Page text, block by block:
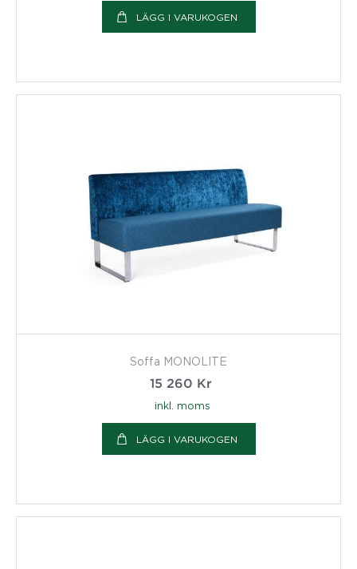
LÄGG I VARUKOGEN
Soffa MONOLITE
15 260 Kr
inkl. moms
LÄGG I VARUKOGEN